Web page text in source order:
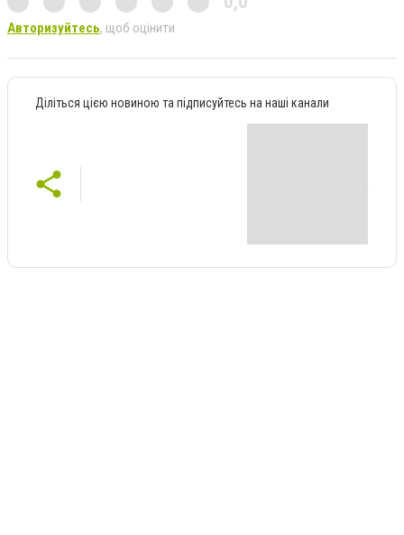
Авторизуйтесь, щоб оцінити
Діліться цією новиною та підписуйтесь на наші канали